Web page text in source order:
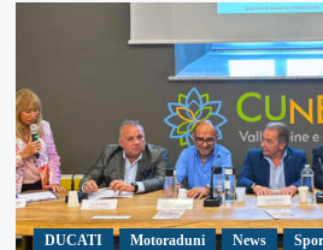
per
Kovalov
e
Bereczki
DUCATI Motoraduni News